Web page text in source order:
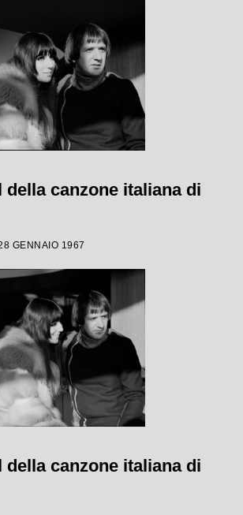
della canzone italiana di
GENNAIO 1967
della canzone italiana di